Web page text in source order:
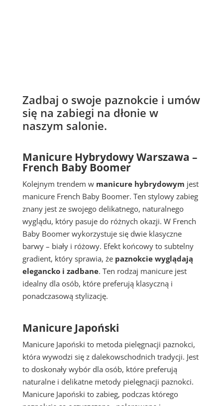
Zadbaj o swoje paznokcie i umów
się na zabiegi na dłonie w
naszym salonie.
Manicure Hybrydowy Warszawa –
French Baby Boomer
Kolejnym trendem wmanicure hybrydowym jest
manicure French Baby Boomer. Ten stylowy zabieg
znany jest ze swojego delikatnego, naturalnego
wyglądu, który pasuje do różnych okazji. W French
Baby Boomer wykorzystuje się dwie klasyczne
barwy – biały i różowy. Efekt końcowy to subtelny
gradient, który sprawia, że paznokcie wyglądają
elegancko i zadbane. Ten rodzaj manicure jest
idealny dla osób, które preferują klasyczną i
ponadczasową stylizację.
Manicure Japoński
Manicure Japoński to metoda pielęgnacji paznokci,
która wywodzi się z dalekowschodnich tradycji. Jest
to doskonały wybór dla osób, które preferują
naturalne i delikatne metody pielęgnacji paznokci.
Manicure Japoński to zabieg, podczas którego